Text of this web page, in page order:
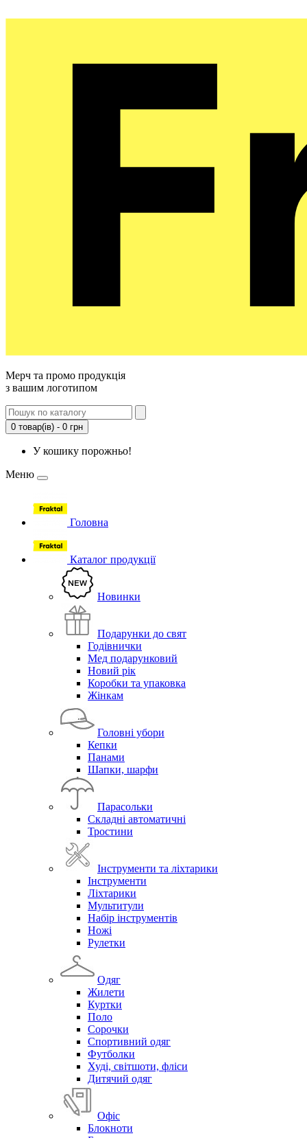
Мерч та промо продукція
з вашим логотипом
0 товар(ів) - 0 грн
У кошику порожньо!
Меню
Головна
Каталог продукції
Новинки
Подарунки до свят
Годівнички
Мед подарунковий
Новий рік
Коробки та упаковка
Жінкам
Головні убори
Кепки
Панами
Шапки, шарфи
Парасольки
Складні автоматичні
Тростини
Інструменти та ліхтарики
Інструменти
Ліхтарики
Мультитули
Набір інструментів
Ножі
Рулетки
Одяг
Жилети
Куртки
Поло
Сорочки
Спортивний одяг
Футболки
Худі, світшоти, фліси
Дитячий одяг
Офіс
Блокноти